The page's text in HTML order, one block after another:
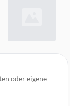
oder eigene